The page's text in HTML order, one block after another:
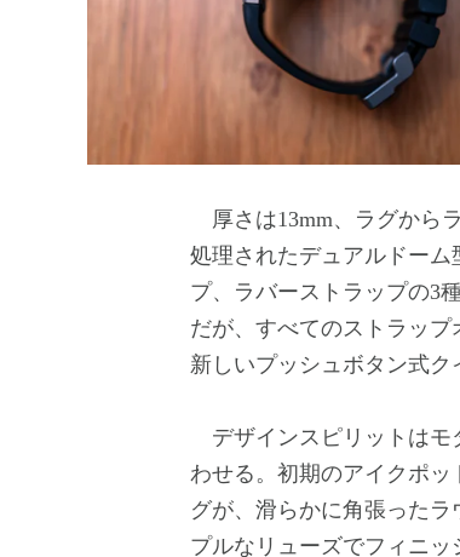
厚さは13mm、ラグから
処理されたデュアルドー
プ、ラバーストラップの3
だが、すべてのストラップ
新しいプッシュボタン式ク
デザインスピリットはモ
わせる。初期のアイクポ
グが、滑らかに角張った
プルなリューズでフィニ